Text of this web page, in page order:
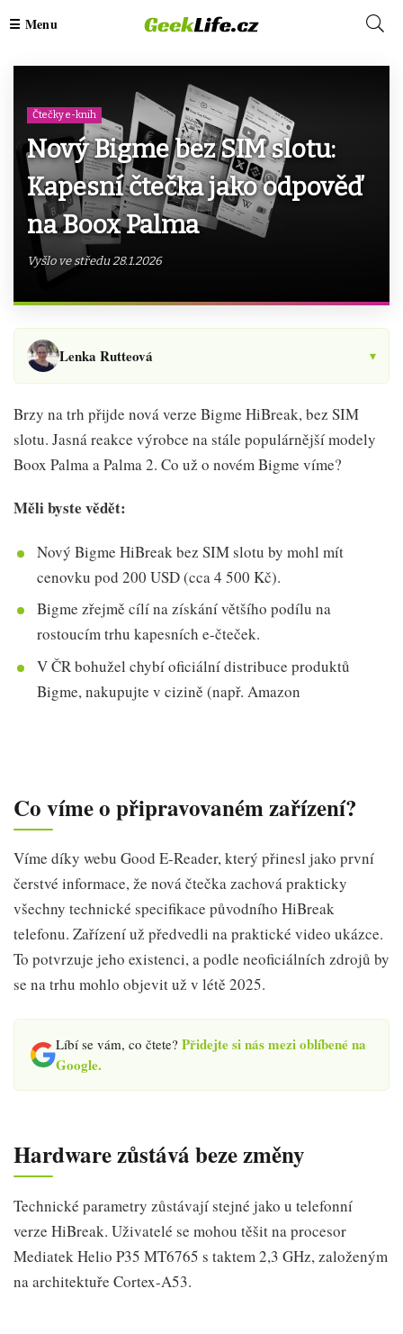
Čtečky e-knih
Nový Bigme bez SIM slotu:
Kapesní čtečka jako odpověď
na Boox Palma
Vyšlo ve středu 28.1.2026
Lenka Rutteová ▾
Brzy na trh přijde nová verze Bigme HiBreak, bez SIM
slotu. Jasná reakce výrobce na stále populárnější modely
Boox Palma a Palma 2. Co už o novém Bigme víme?
Měli byste vědět:
Nový Bigme HiBreak bez SIM slotu by mohl mít
cenovku pod 200 USD (cca 4 500 Kč).
Bigme zřejmě cílí na získání většího podílu na
rostoucím trhu kapesních e-čteček.
V ČR bohužel chybí oficiální distribuce produktů
Bigme, nakupujte v cizině (např. Amazon
Co víme o připravovaném zařízení?
Víme díky webu Good E-Reader, který přinesl jako první
čerstvé informace, že nová čtečka zachová prakticky
všechny technické specifikace původního HiBreak
telefonu. Zařízení už předvedli na praktické video ukázce.
To potvrzuje jeho existenci, a podle neoficiálních zdrojů by
se na trhu mohlo objevit už v létě 2025.
Líbí se vám, co čtete? Přidejte si nás mezi oblíbené na
Google.
Hardware zůstává beze změny
Technické parametry zůstávají stejné jako u telefonní
verze HiBreak. Uživatelé se mohou těšit na procesor
Mediatek Helio P35 MT6765 s taktem 2,3 GHz, založeným
na architektuře Cortex-A53.